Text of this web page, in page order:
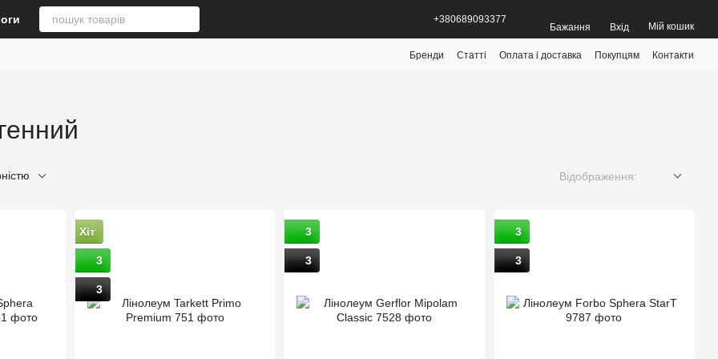
+380689093377
Бажання Вхід Мій кошик
Бренди Статті Оплата і доставка Покупцям Контакти
Відображення:
Хіт
3
3
3
3
3
3